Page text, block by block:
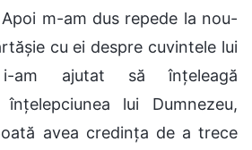
m-am dus repede la nou-
cu ei despre cuvintele lui
am ajutat să înțeleagă
lui Dumnezeu,
avea credința de a trece